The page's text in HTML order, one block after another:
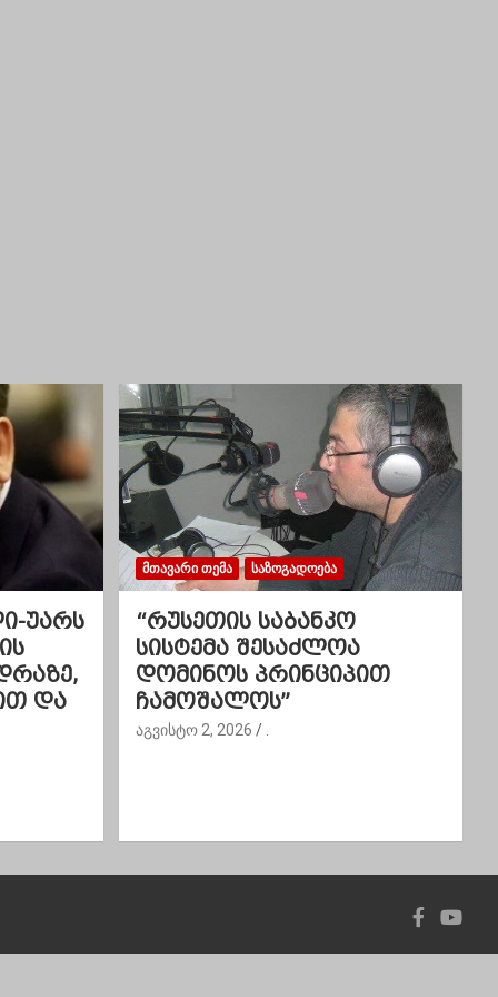
უარს
და
ᲛᲗᲐᲕᲐᲠᲘ ᲗᲔᲛᲐ ᲡᲐᲖᲝᲒᲐᲓᲝᲔᲑᲐ
“რუსეთის საბანკო
სისტემა შესაძლოა
დომინოს პრინციპით
ჩამოშალოს”
აგვისტო 2, 2026